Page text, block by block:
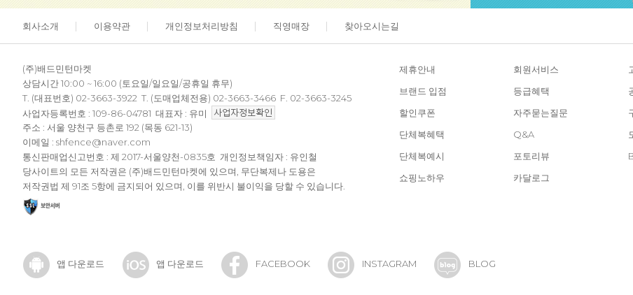
회사소개 이용약관 개인정보처리방침 직영매장 찾아오시는길
(주)배드민턴마켓
상담시간 10:00 ~ 16:00 (토요일/일요일/공휴일 휴무)
T. (대표번호) 02-3663-3922 T. (도매업체전용) 02-3663-3466 F. 02-3663-3245
사업자등록번호 : 109-86-04781 대표자 : 유미
주소 : 서울 양천구 등촌로 192 (목동 621-13)
이메일 : shfence@naver.com
통신판매업신고번호 : 제 2017-서울양천-0835호 개인정보책임자 : 유인철
당사이트의 모든 저작권은 (주)배드민턴마켓에 있으며, 무단복제나 도용은
저작권법 제 91조 5항에 금지되어 있으며, 이를 위반시 불이익을 당할 수 있습니다.
제휴안내 회원서비스
브랜드 입점
등급혜택
할인쿠폰
자주묻는질문
단체복혜택
Q&A
단체복예시
포토리뷰
쇼핑노하우
카달로그
앱 다운로드 앱 다운로드 FACEBOOK INSTAGRAM BLOG